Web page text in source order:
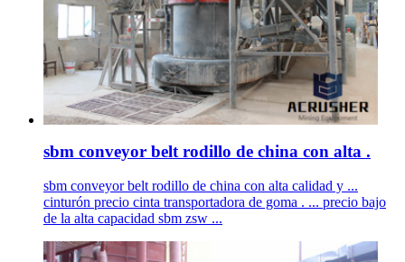
sbm conveyor belt rodillo de china con alta .
sbm conveyor belt rodillo de china con alta calidad y ...
cinturón precio cinta transportadora de goma . ... precio bajo
de la alta capacidad sbm zsw ...